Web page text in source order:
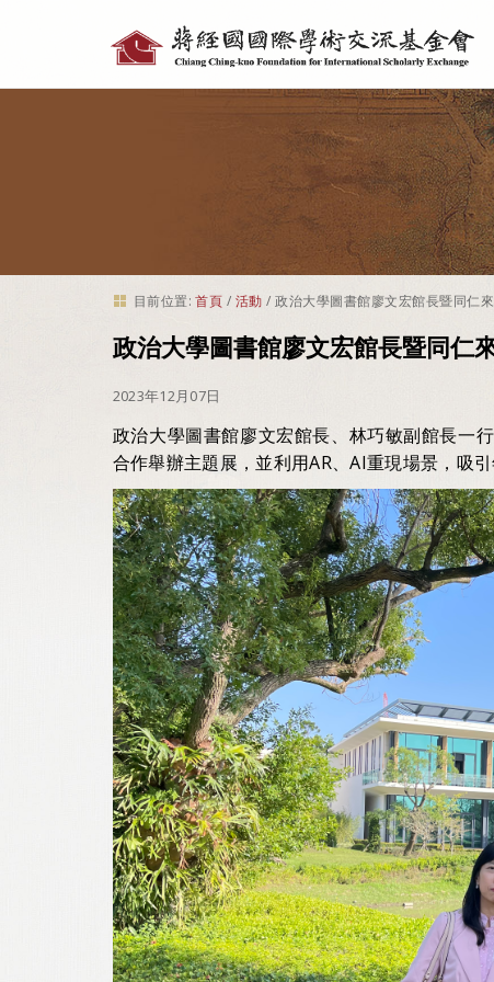
具
目前位置: 首頁 / 活動 /政治大學圖書館廖文宏館長暨同仁
政治大學圖書館廖文宏館長暨同仁
2023年12月07日
政治大學圖書館廖文宏館長、林巧敏副館長一
合作舉辦主題展，並利用AR、AI重現場景，吸引